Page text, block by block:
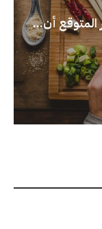
المتوقع أن...